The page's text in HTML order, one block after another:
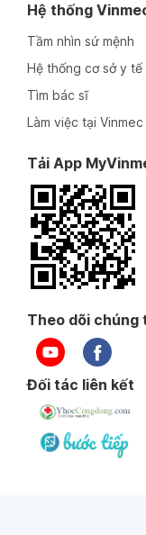
Hệ thống
Tầm nhìn sứ mệnh
Hệ thống cơ sở y tế
Tìm bác sĩ
Làm việc tại Vinmec
Tải App
Theo dõi chúng
Đối tác liên kết